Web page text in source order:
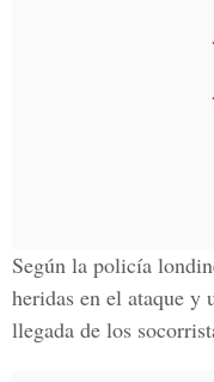
Según la policía
heridas en el ataque y
llegada de los